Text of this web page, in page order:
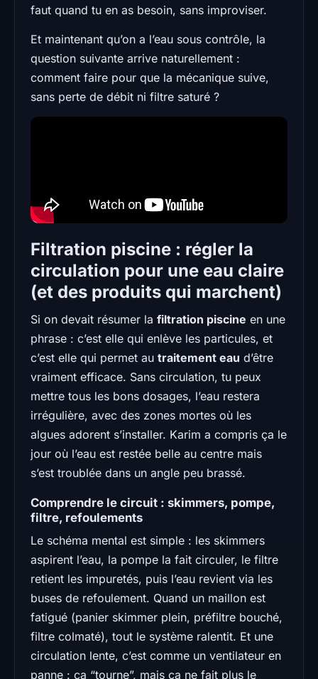
faut quand tu en as besoin, sans improviser.
Et maintenant qu’on a l’eau sous contrôle, la
question suivante arrive naturellement :
comment faire pour que la mécanique suive,
sans perte de débit ni filtre saturé ?
Filtration piscine : régler la
circulation pour une eau claire
(et des produits qui marchent)
Si on devait résumer la filtration piscine en une
phrase : c’est elle qui enlève les particules, et
c’est elle qui permet au traitement eau d’être
vraiment efficace. Sans circulation, tu peux
mettre tous les bons dosages, l’eau restera
irrégulière, avec des zones mortes où les
algues adorent s’installer. Karim a compris ça le
jour où l’eau est restée belle au centre mais
s’est troublée dans un angle peu brassé.
Comprendre le circuit : skimmers, pompe,
filtre, refoulements
Le schéma mental est simple : les skimmers
aspirent l’eau, la pompe la fait circuler, le filtre
retient les impuretés, puis l’eau revient via les
buses de refoulement. Quand un maillon est
fatigué (panier skimmer plein, préfiltre bouché,
filtre colmaté), tout le système ralentit. Et une
circulation lente, c’est comme un ventilateur en
panne : ça “tourne”, mais ça ne fait plus le